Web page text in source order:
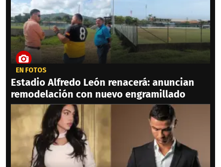
EN FOTOS
Estadio Alfredo León renacerá: anuncian
remodelación con nuevo engramillado